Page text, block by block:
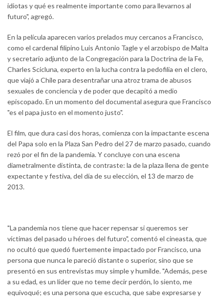
idiotas y qué es realmente importante como para llevarnos al
futuro", agregó.
En la película aparecen varios prelados muy cercanos a Francisco,
como el cardenal filipino Luis Antonio Tagle y el arzobispo de Malta
y secretario adjunto de la Congregación para la Doctrina de la Fe,
Charles Scicluna, experto en la lucha contra la pedofilia en el clero,
que viajó a Chile para desentrañar una atroz trama de abusos
sexuales de conciencia y de poder que decapitó a medio
episcopado. En un momento del documental asegura que Francisco
"es el papa justo en el momento justo".
El film, que dura casi dos horas, comienza con la impactante escena
del Papa solo en la Plaza San Pedro del 27 de marzo pasado, cuando
rezó por el fin de la pandemia. Y concluye con una escena
diametralmente distinta, de contraste: la de la plaza llena de gente
expectante y festiva, del día de su elección, el 13 de marzo de
2013.
"La pandemia nos tiene que hacer repensar si queremos ser
víctimas del pasado u héroes del futuro", comentó el cineasta, que
no ocultó que quedó fuertemente impactado por Francisco, una
persona que nunca le pareció distante o superior, sino que se
presentó en sus entrevistas muy simple y humilde. "Además, pese
a su edad, es un líder que no teme decir perdón, lo siento, me
equivoqué; es una persona que escucha, que sabe expresarse y